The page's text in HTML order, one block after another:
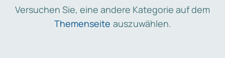
Versuchen Sie, eine andere Kategorie auf dem
Themenseite auszuwählen.